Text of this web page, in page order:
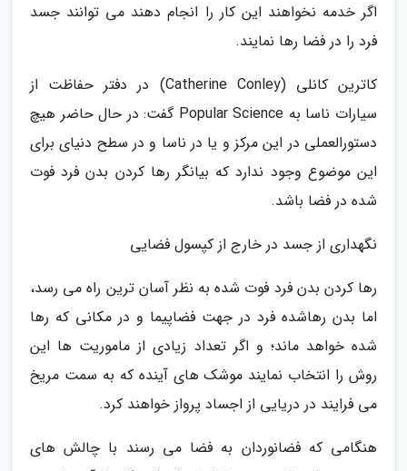
اگر خدمه نخواهند این کار را انجام دهند می توانند جسد
فرد را در فضا رها نمایند.
کاترین کانلی (Catherine Conley) در دفتر حفاظت از
سیارات ناسا به Popular Science گفت: در حال حاضر هیچ
دستورالعملی در این مرکز و یا در ناسا و در سطح دنیای برای
این موضوع وجود ندارد که بیانگر رها کردن بدن فرد فوت
شده در فضا باشد.
نگهداری از جسد در خارج از کپسول فضایی
رها کردن بدن فرد فوت شده به نظر آسان ترین راه می رسد،
اما بدن رهاشده فرد در جهت فضاپیما و در مکانی که رها
شده خواهد ماند؛ و اگر تعداد زیادی از ماموریت ها این
روش را انتخاب نمایند موشک های آینده که به سمت مریخ
می فرایند در دریایی از اجساد پرواز خواهند کرد.
هنگامی که فضانوردان به فضا می رسند با چالش های